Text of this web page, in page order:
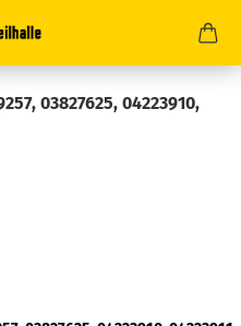
03827625, 04223910,